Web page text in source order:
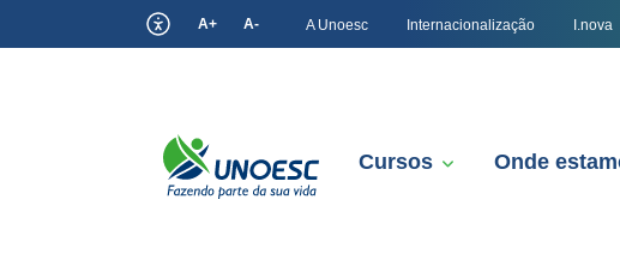
A+ A- A Unoesc Internacionalização I.nova
Cursos Onde